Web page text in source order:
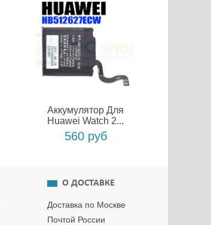
Аккумулятор Для
Huawei Watch 2...
560 руб
О ДОСТАВКЕ
Доставка по Москве
Почтой России